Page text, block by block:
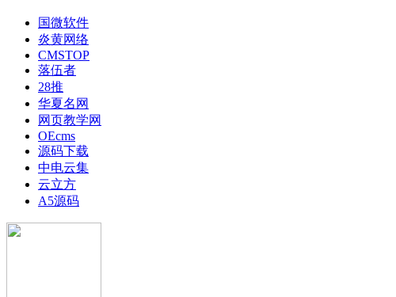
国微软件
炎黄网络
CMSTOP
落伍者
28推
华夏名网
网页教学网
OEcms
源码下载
中电云集
云立方
A5源码